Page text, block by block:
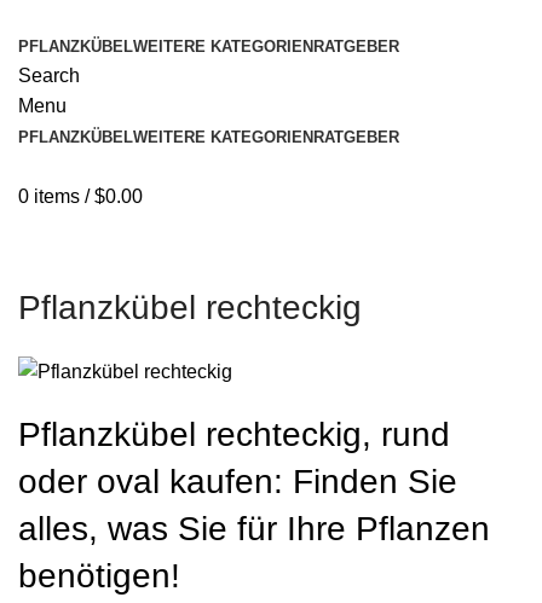
PFLANZKÜBELWEITERE KATEGORIEN RATGEBER
Search
Menu
PFLANZKÜBELWEITERE KATEGORIEN RATGEBER
0 items / $0.00
Pflanzkübel rechteckig
Pflanzkübel rechteckig, rund
oder oval kaufen: Finden Sie
alles, was Sie für Ihre Pflanzen
benötigen!